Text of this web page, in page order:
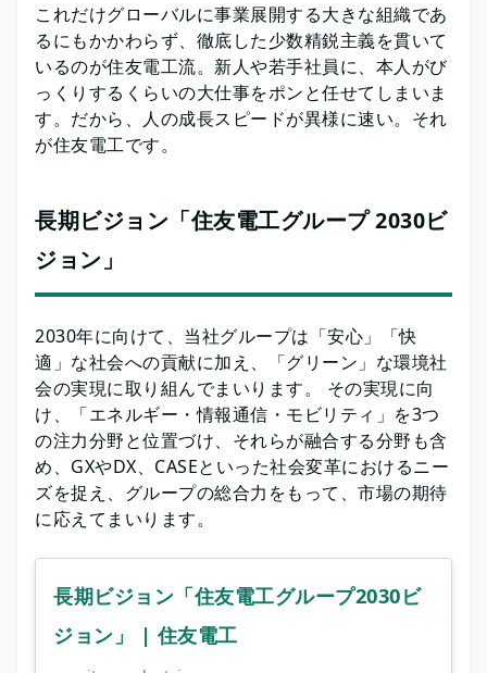
これだけグローバルに事業展開する大きな組織であ
るにもかかわらず、徹底した少数精鋭主義を貫いて
いるのが住友電工流。新人や若手社員に、本人がび
っくりするくらいの大仕事をポンと任せてしまいま
す。だから、人の成長スピードが異様に速い。それ
が住友電工です。
長期ビジョン「住友電工グループ 2030ビ
ジョン」
2030年に向けて、当社グループは「安心」「快
適」な社会への貢献に加え、「グリーン」な環境社
会の実現に取り組んでまいります。 その実現に向
け、「エネルギー・情報通信・モビリティ」を3つ
の注力分野と位置づけ、それらが融合する分野も含
め、GXやDX、CASEといった社会変革におけるニー
ズを捉え、グループの総合力をもって、市場の期待
に応えてまいります。
長期ビジョン「住友電工グループ2030ビ
ジョン」 | 住友電工